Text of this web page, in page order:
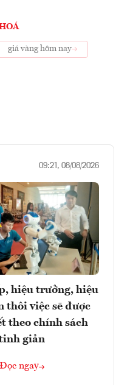
giá vàng hôm nay
09:21, 08/08/2026
hiệu trưởng, hiệu
thôi việc sẽ được
theo chính sách
giản
Đọc ngay